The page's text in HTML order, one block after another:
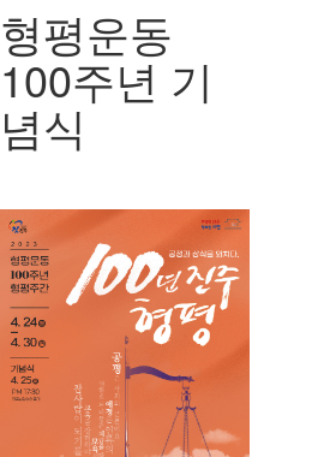
형평운동
100주년 기
념식